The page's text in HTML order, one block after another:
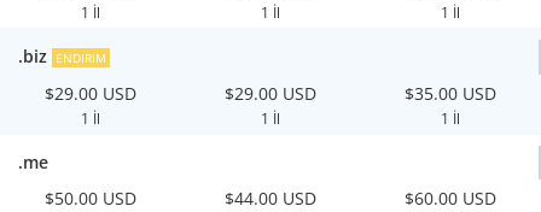
1 İl 1 İl 1 İl
.biz ENDIRIM
$29.00 USD
1 İl
$29.00 USD
1 İl
$35.00 USD
1 İl
.me
$50.00 USD
$44.00 USD $60.00 USD